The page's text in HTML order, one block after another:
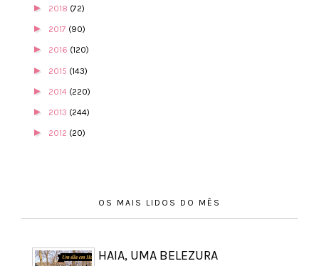
► 2018 (72)
► 2017 (90)
► 2016 (120)
► 2015 (143)
► 2014 (220)
► 2013 (244)
► 2012 (20)
OS MAIS LIDOS DO MÊS
HAIA, UMA BELEZURA